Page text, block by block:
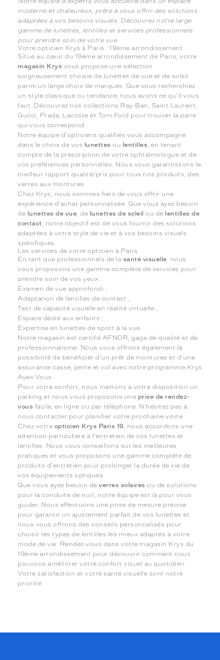
moderne et chaleureux, prête à vous offrir des solutions
adaptées à vos besoins visuels. Découvrez notre large
gamme de lunettes, lentilles et services professionnels
pour prendre soin de votre vue.
Votre opticien Krys à Paris : 19ème arrondissement
Situé au cœur du 19ème arrondissement de Paris, votre
magasin Krys vous propose une sélection
soigneusement choisie de lunettes de vue et de soleil
parmi un large choix de marques. Que vous recherchiez
un style classique ou tendance, nous avons ce qu'il vous
faut. Découvrez nos collections Ray-Ban, Saint Laurent,
Gucci, Prada, Lacoste et Tom Ford pour trouver la paire
qui vous correspond.
Notre équipe d'opticiens qualifiés vous accompagne
dans le choix de vos lunettes ou lentilles, en tenant
compte de la prescription de votre ophtalmologue et de
vos préférences personnelles. Nous vous garantissons le
meilleur rapport qualité/prix pour tous nos produits, des
verres aux montures.
Chez Krys, nous sommes fiers de vous offrir une
expérience d'achat personnalisée. Que vous ayez besoin
de lunettes de vue, de lunettes de soleil ou de lentilles de
contact, notre objectif est de vous fournir des solutions
adaptées à votre style de vie et à vos besoins visuels
spécifiques.
Les services de votre opticien à Paris
En tant que professionnels de la santé visuelle, nous
vous proposons une gamme complète de services pour
prendre soin de vos yeux :
Examen de vue approfondi ;
Adaptation de lentilles de contact ;
Test de capacité visuelle en réalité virtuelle ;
Espace dédié aux enfants ;
Expertise en lunettes de sport à la vue.
Notre magasin est certifié AFNOR, gage de qualité et de
professionnalisme. Nous vous offrons également la
possibilité de bénéficier d'un prêt de montures et d'une
assurance casse, perte et vol avec notre programme Krys
Avec Vous.
Pour votre confort, nous mettons à votre disposition un
parking et nous vous proposons une prise de rendez-
vous facile, en ligne ou par téléphone. N'hésitez pas à
nous contacter pour planifier votre prochaine visite.
Chez votre opticien Krys Paris 19, nous accordons une
attention particulière à l'entretien de vos lunettes et
lentilles. Nous vous conseillons sur les meilleures
pratiques et vous proposons une gamme complète de
produits d'entretien pour prolonger la durée de vie de
vos équipements optiques.
Que vous ayez besoin deverres solaires ou de solutions
pour la conduite de nuit, notre équipe est là pour vous
guider. Nous effectuons une prise de mesure précise
pour garantir un ajustement parfait de vos lunettes et
nous vous offrons des conseils personnalisés pour
choisir les types de lentilles les mieux adaptés à votre
mode de vie. Rendez-vous dans votre magasin Krys du
19ème arrondissement pour découvrir comment nous
pouvons améliorer votre confort visuel au quotidien.
Votre satisfaction et votre santé visuelle sont notre
priorité.